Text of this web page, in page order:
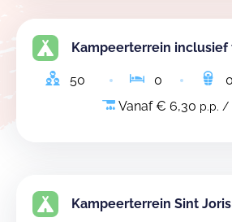
Kampeerterrein inclusief
50 0 0
Vanaf € 6,30 p.p. /
Kampeerterrein Sint Joris